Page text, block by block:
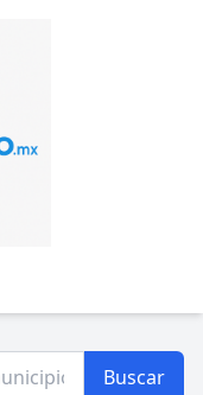
Buscar